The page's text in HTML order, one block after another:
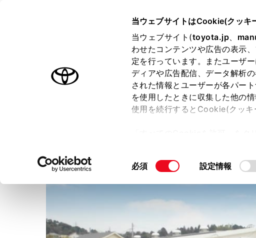
当ウェブサイトはCookie(クッキ
当ウェブサイト(toyota.jp、
わせたコンテンツや広告の表示
定を行っています。またユーザ
ディアや広告配信、データ解析
された情報とユーザーが各パー
を使用したときに収集した他の
使用を続行するとCookie(クッキ
て」をご覧ください。
同
選
必須 設定情報
オーナーサポート トピックス
店舗トップ